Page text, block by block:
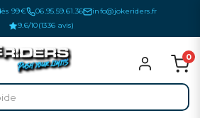
99€ 06.95.59.61.36
info@jokeriders.fr
9.6/10(1336 avis)
0